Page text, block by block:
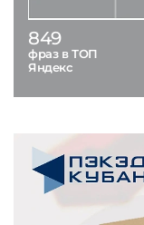
849
фраз в ТОП
Яндекс